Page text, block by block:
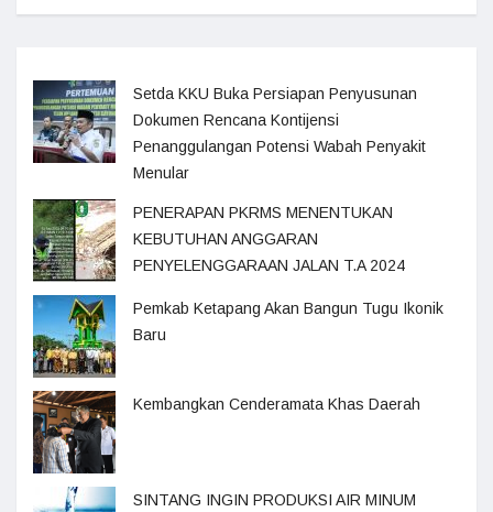
Setda KKU Buka Persiapan Penyusunan
Dokumen Rencana Kontijensi
Penanggulangan Potensi Wabah Penyakit
Menular
PENERAPAN PKRMS MENENTUKAN
KEBUTUHAN ANGGARAN
PENYELENGGARAAN JALAN T.A 2024
Pemkab Ketapang Akan Bangun Tugu Ikonik
Baru
Kembangkan Cenderamata Khas Daerah
SINTANG INGIN PRODUKSI AIR MINUM